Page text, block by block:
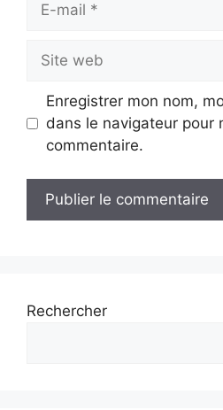
mail
web
Enregistrer mon nom,
dans le navigateur pour
commentaire.
Rechercher